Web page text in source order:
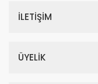
İLETİŞİM
ÜYELİK